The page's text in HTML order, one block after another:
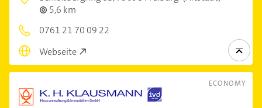
5,6 km
0761 21 70 09 22
Webseite
ECONOMY